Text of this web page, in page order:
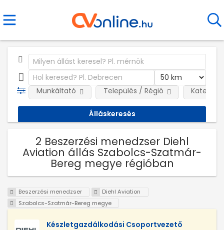
Munkáltató Település / Régió
2 Beszerzési menedzser Diehl
Aviation állás Szabolcs-Szatmár-
Bereg megye régióban
Beszerzési menedzser
Diehl Aviation
Szabolcs-Szatmár-Bereg megye
Készletgazdálkodási Csoportvezető